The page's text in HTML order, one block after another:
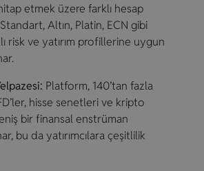
etmek üzere farklı hesap
Altın, Platin, ECN gibi
risk ve yatırım profillerine uygun
Platform, 140’tan fazla
hisse senetleri ve kripto
bir finansal enstrüman
bu da yatırımcılara çeşitlilik